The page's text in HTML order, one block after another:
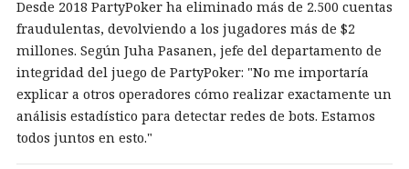
Desde 2018 PartyPoker ha eliminado más de 2.500 cuentas
fraudulentas, devolviendo a los jugadores más de $2
millones. Según Juha Pasanen, jefe del departamento de
integridad del juego de PartyPoker: "No me importaría
explicar a otros operadores cómo realizar exactamente un
análisis estadístico para detectar redes de bots. Estamos
todos juntos en esto."